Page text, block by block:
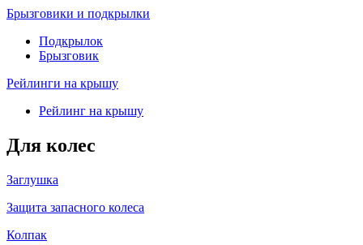
Брызговики и подкрылки
Подкрылок
Брызговик
Рейлинги на крышу
Рейлинг на крышу
Для колес
Заглушка
Защита запасного колеса
Колпак